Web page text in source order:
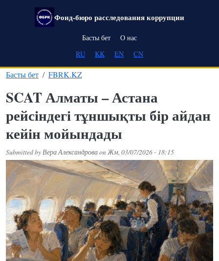
Skip to main content
Фонд-бюро расследования коррупции
Main navigation
Басты бет
О нас
RU
KK EN CN
Басты бет FBRK.KZ
SCAT Алматы – Астана
рейсіндегі тұншықты бір айдан
кейін мойындады
Submitted byВера АлександроваonЖм, 03/07/2026 - 18:15